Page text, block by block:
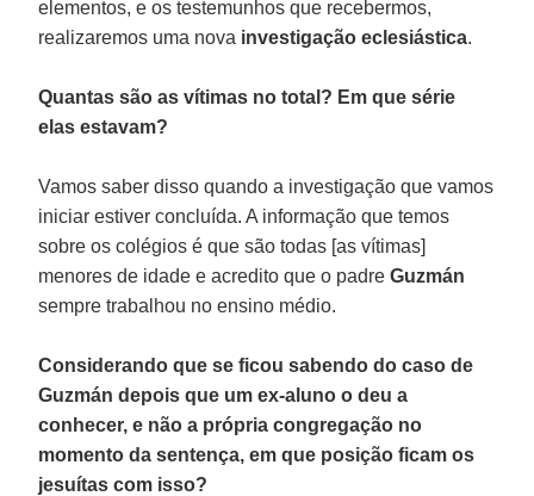
elementos, e os testemunhos que recebermos,
realizaremos uma nova investigação eclesiástica.
Quantas são as vítimas no total? Em que série
elas estavam?
Vamos saber disso quando a investigação que vamos
iniciar estiver concluída. A informação que temos
sobre os colégios é que são todas [as vítimas]
menores de idade e acredito que o padreGuzmán
sempre trabalhou no ensino médio.
Considerando que se ficou sabendo do caso de
Guzmán depois que um ex-aluno o deu a
conhecer, e não a própria congregação no
momento da sentença, em que posição ficam os
jesuítas com isso?